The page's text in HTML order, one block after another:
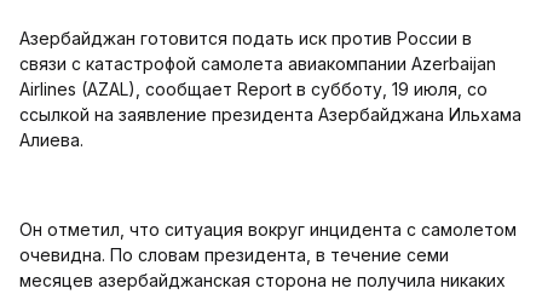
Азербайджан готовится подать иск против России в
связи с катастрофой самолета авиакомпании Azerbaijan
Airlines (AZAL), сообщает Report в субботу, 19 июля, со
ссылкой на заявление президента Азербайджана Ильхама
Алиева.
Он отметил, что ситуация вокруг инцидента с самолетом
очевидна. По словам президента, в течение семи
месяцев азербайджанская сторона не получила никаких